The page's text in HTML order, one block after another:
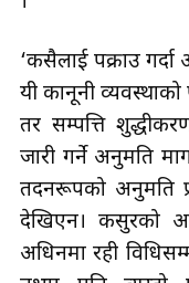
‘कसैलाई पक्राउ
यी कानूनी
तर सम्पत्ति
जारी गर्ने अनुमति
तदनरूपको अनुमति
देखिएन। कसुरको
अधिनमा रही